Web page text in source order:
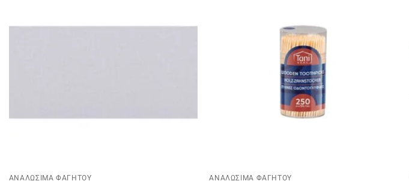
ΑΝΑΛΩΣΙΜΑ ΦΑΓΗΤΟΥ ΑΝΑΛΩΣΙΜΑ ΦΑΓΗΤΟΥ